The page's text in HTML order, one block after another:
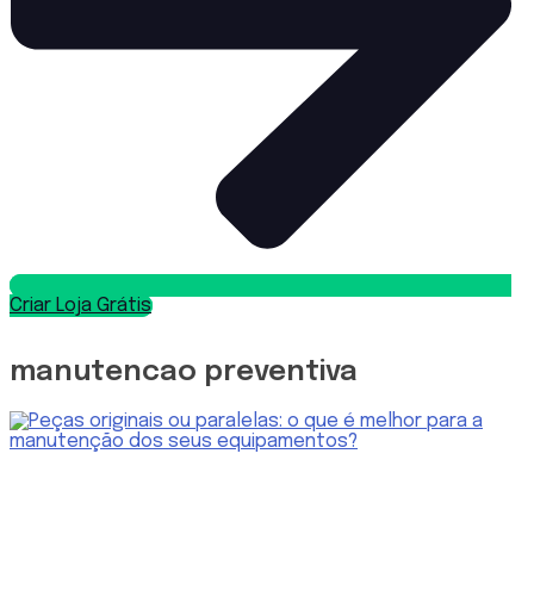
Criar Loja Grátis
manutencao preventiva